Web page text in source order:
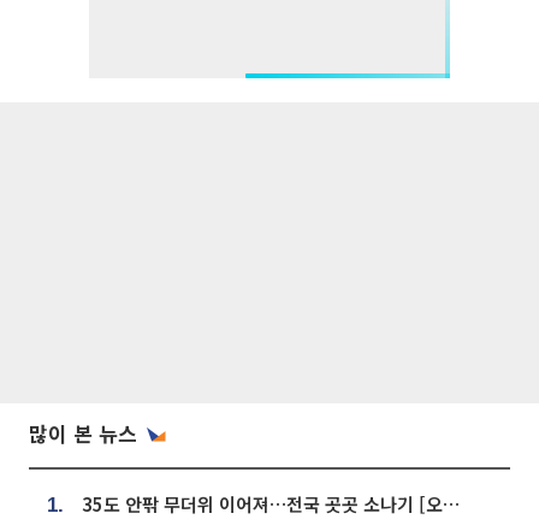
많이 본 뉴스
1. 35도 안팎 무더위 이어져…전국 곳곳 소나기 [오늘 날씨]